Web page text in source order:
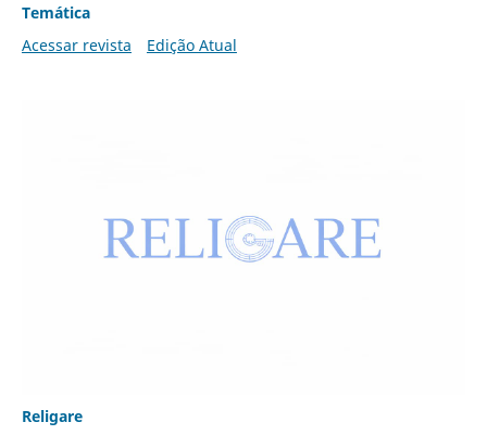
Temática
Acessar revista
Edição Atual
Religare